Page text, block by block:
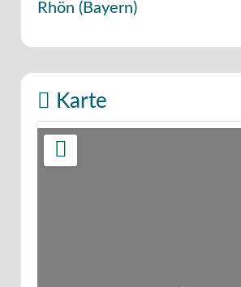
Rhön (Bayern)
Karte